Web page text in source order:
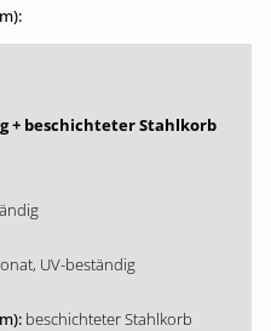
+ beschichteter Stahlkorb
UV-beständig
beschichteter Stahlkorb